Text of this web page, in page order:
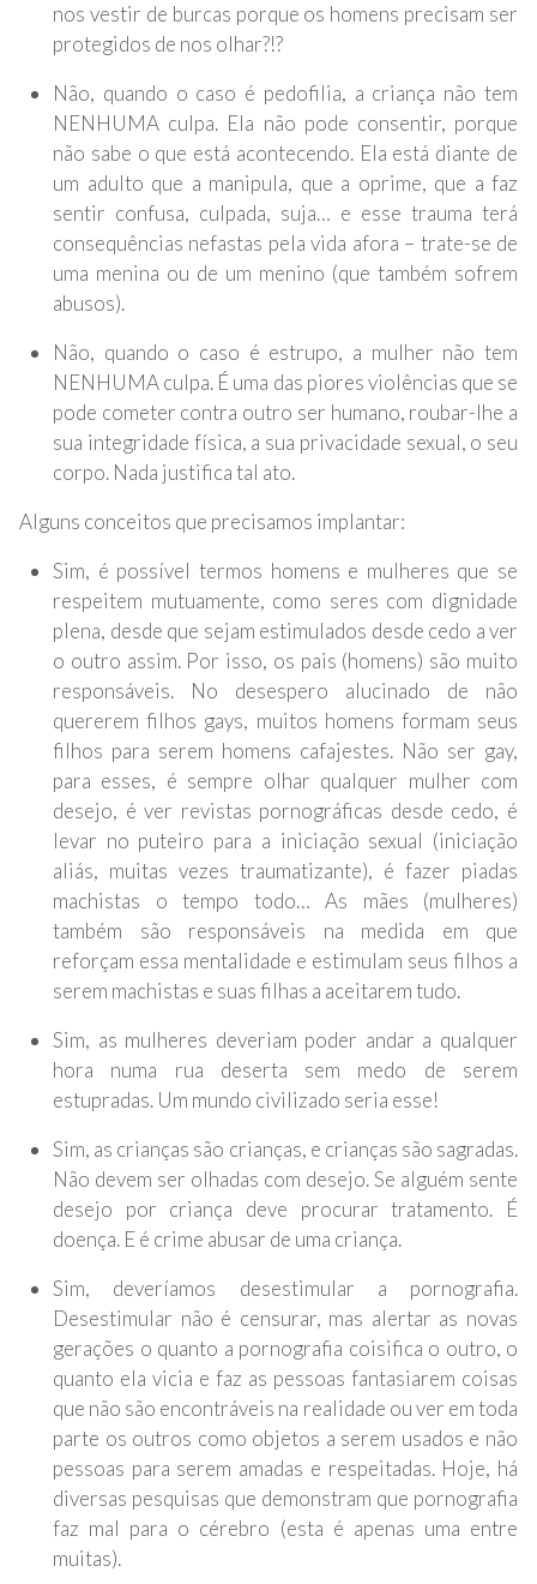
nos vestir de burcas porque os homens precisam ser
protegidos de nos olhar?!?
Não, quando o caso é pedofilia, a criança não tem
NENHUMA culpa. Ela não pode consentir, porque
não sabe o que está acontecendo. Ela está diante de
um adulto que a manipula, que a oprime, que a faz
sentir confusa, culpada, suja… e esse trauma terá
consequências nefastas pela vida afora – trate-se de
uma menina ou de um menino (que também sofrem
abusos).
Não, quando o caso é estrupo, a mulher não tem
NENHUMA culpa. É uma das piores violências que se
pode cometer contra outro ser humano, roubar-lhe a
sua integridade física, a sua privacidade sexual, o seu
corpo. Nada justifica tal ato.
Alguns conceitos que precisamos implantar:
Sim, é possível termos homens e mulheres que se
respeitem mutuamente, como seres com dignidade
plena, desde que sejam estimulados desde cedo a ver
o outro assim. Por isso, os pais (homens) são muito
responsáveis. No desespero alucinado de não
quererem filhos gays, muitos homens formam seus
filhos para serem homens cafajestes. Não ser gay,
para esses, é sempre olhar qualquer mulher com
desejo, é ver revistas pornográficas desde cedo, é
levar no puteiro para a iniciação sexual (iniciação
aliás, muitas vezes traumatizante), é fazer piadas
machistas o tempo todo… As mães (mulheres)
também são responsáveis na medida em que
reforçam essa mentalidade e estimulam seus filhos a
serem machistas e suas filhas a aceitarem tudo.
Sim, as mulheres deveriam poder andar a qualquer
hora numa rua deserta sem medo de serem
estupradas. Um mundo civilizado seria esse!
Sim, as crianças são crianças, e crianças são sagradas.
Não devem ser olhadas com desejo. Se alguém sente
desejo por criança deve procurar tratamento. É
doença. E é crime abusar de uma criança.
Sim, deveríamos desestimular a pornografia.
Desestimular não é censurar, mas alertar as novas
gerações o quanto a pornografia coisifica o outro, o
quanto ela vicia e faz as pessoas fantasiarem coisas
que não são encontráveis na realidade ou ver em toda
parte os outros como objetos a serem usados e não
pessoas para serem amadas e respeitadas. Hoje, há
diversas pesquisas que demonstram que pornografia
faz mal para o cérebro (esta é apenas uma entre
muitas).